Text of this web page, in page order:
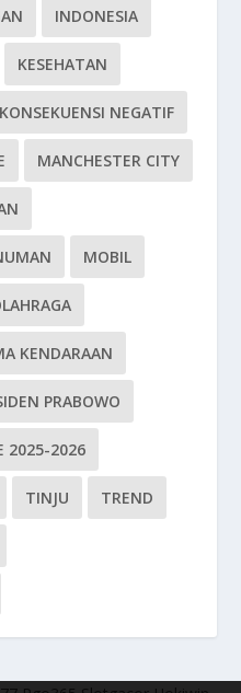
INDONESIA
KESEHATAN
KONSEKUENSI NEGATIF
MANCHESTER CITY
MOBIL
KENDARAAN
PRABOWO
2025-2026
TINJU TREND